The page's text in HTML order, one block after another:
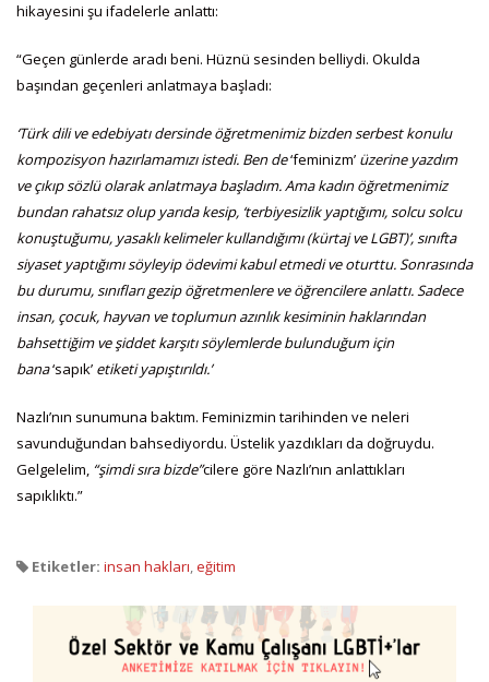
hikayesini şu ifadelerle anlattı:
“Geçen günlerde aradı beni. Hüznü sesinden belliydi. Okulda
başından geçenleri anlatmaya başladı:
‘Türk dili ve edebiyatı dersinde öğretmenimiz bizden serbest konulu
kompozisyon hazırlamamızı istedi. Ben de‘feminizm’ üzerine yazdım
ve çıkıp sözlü olarak anlatmaya başladım.Ama kadın öğretmenimiz
bundan rahatsız olup yarıda kesip, ‘terbiyesizlik yaptığımı, solcu solcu
konuştuğumu, yasaklı kelimeler kullandığımı (kürtaj ve LGBT)’, sınıfta
siyaset yaptığımı söyleyip ödevimi kabul etmedi ve oturttu.Sonrasında
bu durumu, sınıfları gezip öğretmenlere ve öğrencilere anlattı. Sadece
insan, çocuk, hayvan ve toplumun azınlık kesiminin haklarından
bahsettiğim ve şiddet karşıtı söylemlerde bulunduğum için
bana‘sapık’ etiketi yapıştırıldı.’
Nazlı’nın sunumuna baktım. Feminizmin tarihinden ve neleri
savunduğundan bahsediyordu. Üstelik yazdıkları da doğruydu.
Gelgelelim, “şimdi sıra bizde”cilere göre Nazlı’nın anlattıkları
sapıklıktı.”
Etiketler: insan hakları,eğitim